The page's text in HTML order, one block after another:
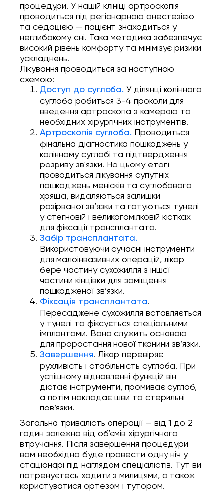
процедури. У нашій клініці артроскопія
проводиться під регіонарною анестезією
та седацією — пацієнт знаходиться у
неглибокому сні. Така методика забезпечує
високий рівень комфорту та мінімізує ризики
ускладнень.
Лікування проводиться за наступною
схемою:
Доступ до суглоба. У ділянці колінного
суглоба робиться 3-4 проколи для
введення артроскопа з камерою та
необхідних хірургічних інструментів.
Артроскопія суглоба. Проводиться
фінальна діагностика пошкоджень у
колінному суглобі та підтвердження
розриву зв'язки. На цьому етапі
проводиться лікування супутніх
пошкоджень менісків та суглобового
хряща, видаляються залишки
розірваної зв’язки та готуються тунелі
у стегновій і великогомілковій кістках
для фіксації трансплантата.
Забір трансплантата.
Використовуючи сучасні інструменти
для малоінвазивних операцій, лікар
бере частину сухожилля з іншої
частини кінцівки для заміщення
пошкодженої зв’язки.
Фіксація трансплантата.
Пересаджене сухожилля вставляється
у тунелі та фіксується спеціальними
імплантами. Воно служить основою
для проростання нової тканини зв’язки.
Завершення. Лікар перевіряє
рухливість і стабільність суглоба. При
успішному відновленні функцій він
дістає інструменти, промиває суглоб,
а потім накладає шви та стерильні
пов’язки.
Загальна тривалість операції — від 1 до 2
годин залежно від об’ємів хірургічного
втручання. Після завершення процедури
вам необхідно буде провести одну ніч у
стаціонарі під наглядом спеціалістів. Тут ви
потренуєтесь ходити з милицями, а також
користуватися ортезом і тутором.